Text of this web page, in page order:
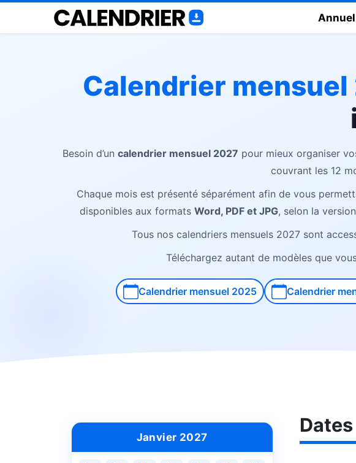
Annuel
Calendrier mensuel
Besoin d’un calendrier mensuel 2027 pour mieux organiser
couvrant les 12
Chaque mois est présenté séparément afin de vous
disponibles aux formats Word, PDF et JPG, selon la
Tous nos calendriers mensuels 2027 sont
Téléchargez autant de modèles que
Calendrier mensuel 2025 Calendrier
Janvier 2027